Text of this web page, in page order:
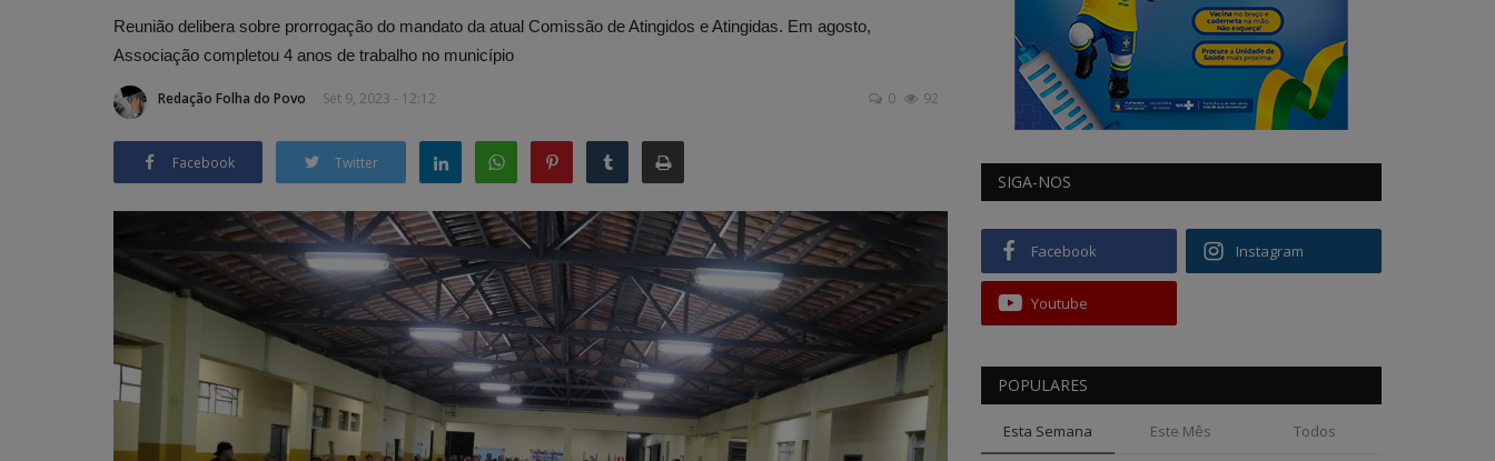
Reunião delibera sobre prorrogação do mandato da atual Comissão de Atingidos e Atingidas. Em agosto,
Associação completou 4 anos de trabalho no município
Redação Folha do Povo Set 9, 2023 - 12:12 0 92
Facebook Twitter
SIGA-NOS
Facebook Instagram
Youtube
POPULARES
Esta Semana Este Mês Todos